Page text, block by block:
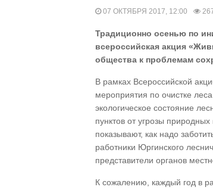
07 ОКТЯБРЯ 2017, 12:00
Традиционно осенью по
всероссийская акция
общества к проблемам
В рамках Всероссийской
мероприятия по очистке
экологическое состояние
пунктов от угрозы
показывают, как надо
работники Юргинского
представители органов
К сожалению, каждый год в